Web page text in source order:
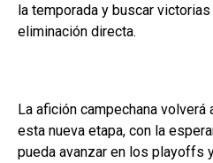
la temporada y buscar
eliminación directa.
La afición campechana
esta nueva etapa, con la
pueda avanzar en los playoffs